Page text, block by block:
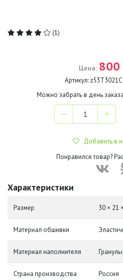
(1)
Цена: 800
Артикул:
Можно забрать в день
Добавить в
Понравился товар?
Характеристики
Размер 30 × 21
Материал обшивки
Материал наполнителя
Страна производства Россия